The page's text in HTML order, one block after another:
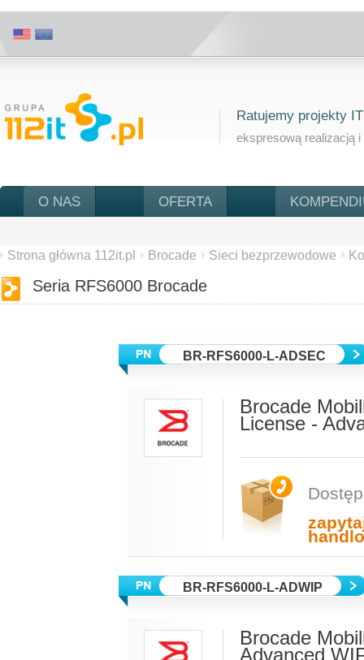
Ratujemy projekty IT
ekspresową realizacją i
O NAS OFERTA
Strona główna 112it.pl Brocade Sieci bezprzewodowe
Seria RFS6000 Brocade
BR-RFS6000-L-ADSEC
Brocade
License -
BR-RFS6000-L-ADWIP
Brocade
Advanced